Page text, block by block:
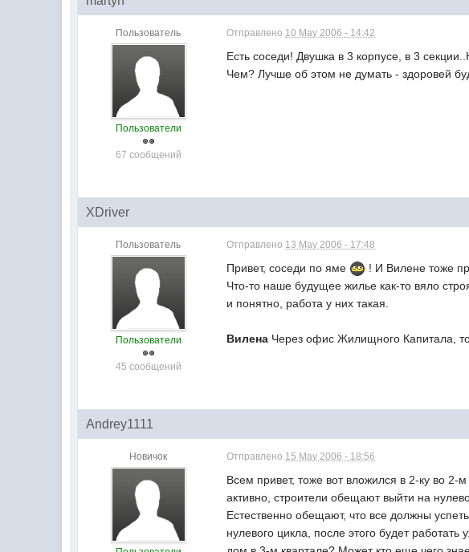
Пользователь
Пользователи
67 сообщений
Отправлено 10 May 2006 - 14:42
Есть соседи! Двушка в 3 корпусе, в 3
Чем? Лучше об этом не думать - здоровей
XDriver
Пользователь
Пользователи
45 сообщений
Отправлено 13 May 2006 - 17:48
Привет, соседи по яме
! И Вилене тоже
Что-то наше будущее жилье как-то вяло
и понятно, работа у них такая.
Вилена Через офис Жилищного Капитала,
Andrey1111
Новичок Отправлено 15 May 2006 - 18:56
Всем привет, тоже вот вложился в 2-ку во
активно, строители обещают выйти на
Естественно обещают, что все должны
нулевого цикла, после этого будет